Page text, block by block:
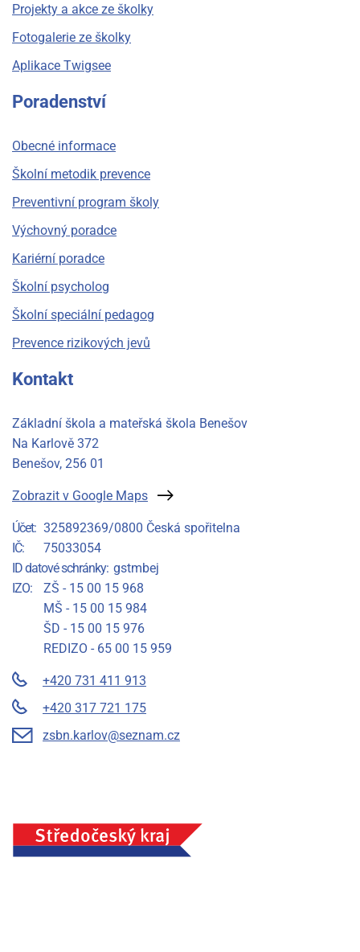
Projekty a akce ze školky
Fotogalerie ze školky
Aplikace Twigsee
Poradenství
Obecné informace
Školní metodik prevence
Preventivní program školy
Výchovný poradce
Kariérní poradce
Školní psycholog
Školní speciální pedagog
Prevence rizikových jevů
Kontakt
Základní škola a mateřská škola Benešov
Na Karlově 372
Benešov, 256 01
Zobrazit v Google Maps
Účet
325892369/0800 Česká spořitelna
IČ
75033054
ID datové schránky gstmbej
IZO
ZŠ - 15 00 15 968
MŠ - 15 00 15 984
ŠD - 15 00 15 976
REDIZO - 65 00 15 959
+420 731 411 913
+420 317 721 175
zsbn.karlov@seznam.cz